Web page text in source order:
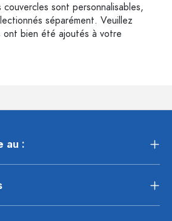
couvercles sont personnalisables,
séparément. Veuillez
ont bien été ajoutés à votre
au :